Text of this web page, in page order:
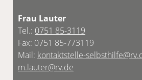
Frau Lauter
Tel.: 0751 85-3119
Fax: 0751 85-773119
Mail: kontaktstelle-
m.lauter@rv.de